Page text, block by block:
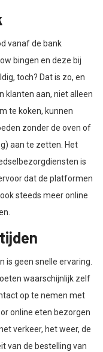
vanaf de bank
bingen en deze bij
toch? Dat is zo, en
klanten aan, niet alleen
te koken, kunnen
zonder de oven of
aan te zetten. Het
is
dat de platformen
steeds meer online
is geen snelle ervaring.
waarschijnlijk zelf
op te nemen met
online eten bezorgen
verkeer, het weer, de
van de bestelling van